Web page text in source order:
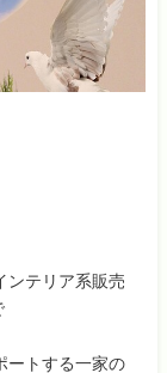
ンテリア系販売
ートする一家の